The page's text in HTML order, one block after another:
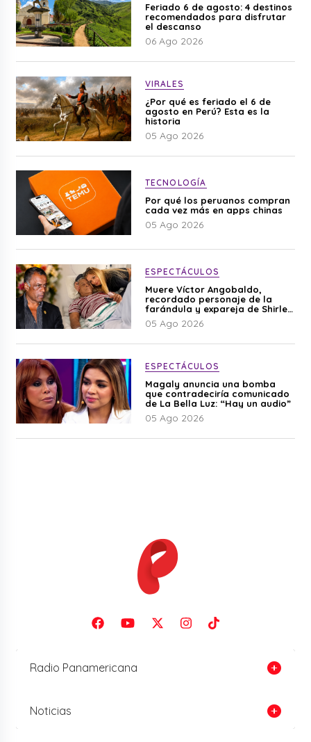
Feriado 6 de agosto: 4 destinos
recomendados para disfrutar
el descanso
06 Ago 2026
VIRALES
¿Por qué es feriado el 6 de
agosto en Perú? Esta es la
historia
05 Ago 2026
TECNOLOGÍA
Por qué los peruanos compran
cada vez más en apps chinas
05 Ago 2026
ESPECTÁCULOS
Muere Víctor Angobaldo,
recordado personaje de la
farándula y expareja de Shirley
Cherres
05 Ago 2026
ESPECTÁCULOS
Magaly anuncia una bomba
que contradeciría comunicado
de La Bella Luz: “Hay un audio”
05 Ago 2026
Radio Panamericana
Noticias